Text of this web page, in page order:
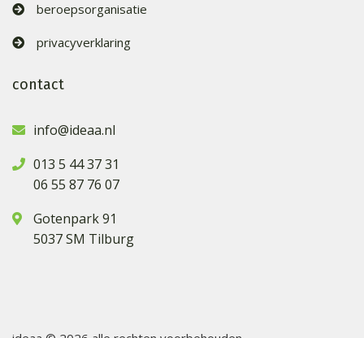
beroepsorganisatie
privacyverklaring
contact
info@ideaa.nl
013 5 44 37 31
06 55 87 76 07
Gotenpark 91
5037 SM Tilburg